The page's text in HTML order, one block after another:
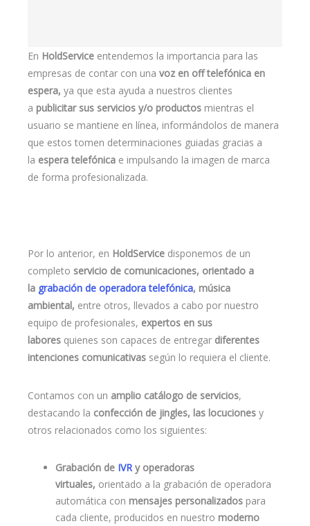
En HoldService entendemos la importancia para las
empresas de contar con una voz en off telefónica en
espera, ya que esta ayuda a nuestros clientes
a publicitar sus servicios y/o productos mientras el
usuario se mantiene en línea, informándolos de manera
que estos tomen determinaciones guiadas gracias a
la espera telefónica e impulsando la imagen de marca
de forma profesionalizada.
Por lo anterior, en HoldService disponemos de un
completo servicio de comunicaciones, orientado a
la grabación de operadora telefónica, música
ambiental, entre otros, llevados a cabo por nuestro
equipo de profesionales, expertos en sus
labores quienes son capaces de entregar diferentes
intenciones comunicativas según lo requiera el cliente.
Contamos con un amplio catálogo de servicios,
destacando la confección de jingles, las locuciones y
otros relacionados como los siguientes:
Grabación de IVR y operadoras
virtuales, orientado a la grabación de operadora
automática con mensajes personalizados para
cada cliente, producidos en nuestro moderno